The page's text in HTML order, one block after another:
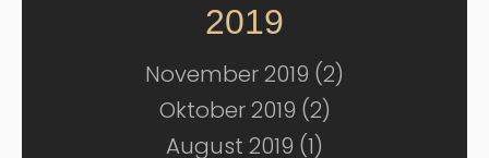
2019
November 2019 (2)
Oktober 2019 (2)
August 2019 (1)